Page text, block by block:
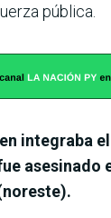
pública.
integraba
asesinado